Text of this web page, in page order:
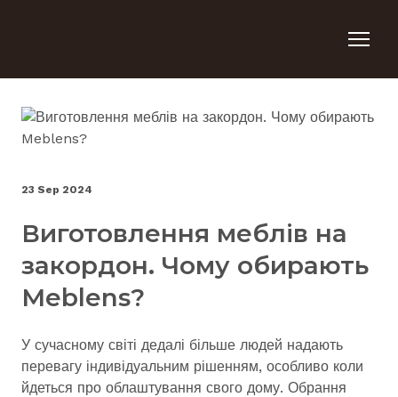
23 Sep 2024
Виготовлення меблів на
закордон. Чому обирають
Meblens?
У сучасному світі дедалі більше людей надають
перевагу індивідуальним рішенням, особливо коли
йдеться про облаштування свого дому. Обрання